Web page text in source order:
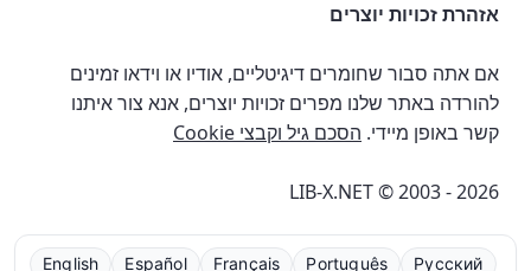
אזהרת זכויות יוצרים
אם אתה סבור שחומרים דיגיטליים, אודיו או וידאו זמינים
להורדה באתר שלנו מפרים זכויות יוצרים, אנא צור איתנו
קשר באופן מיידי. הסכם גיל וקבצי Cookie
LIB-X.NET © 2003 - 2026
English Español Français Português Русский